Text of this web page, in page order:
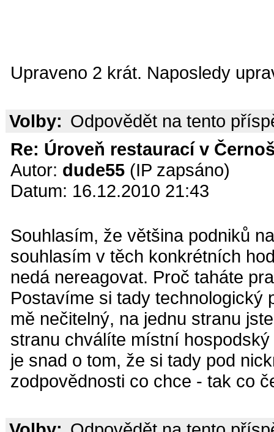
Upraveno 2 krát. Naposledy
Volby: Odpovědět na tento
Re: Úroveň restaurací v
Autor: dude55 (IP zapsáno)
Datum: 16.12.2010 21:43
Souhlasím, že většina podniků
souhlasím v těch konkrétních
nedá nereagovat. Proč taháte
Postavíme si tady
mě nečitelný, na jednu stranu
stranu chválíte místní
je snad o tom, že si tady pod
zodpovědnosti co chce - tak co